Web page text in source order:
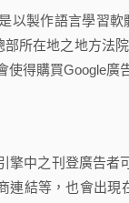
製作語言學習軟
部所在地之地方法
使得購買Google
中之刊登廣告者可
連結等，也會出現